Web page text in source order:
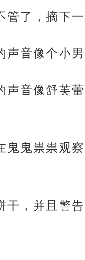
管了，摘下
声音像个小
声音像舒芙
鬼鬼祟祟观
干，并且警